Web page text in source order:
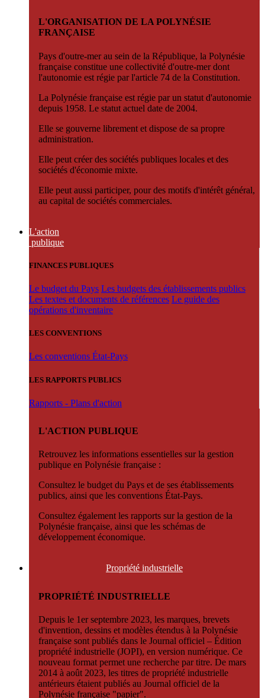
L'ORGANISATION DE LA POLYNÉSIE
FRANÇAISE
Pays d'outre-mer au sein de la République, la Polynésie
française constitue une collectivité d'outre-mer dont
l'autonomie est régie par l'article 74 de la Constitution.
La Polynésie française est régie par un statut d'autonomie
depuis 1958. Le statut actuel date de 2004.
Elle se gouverne librement et dispose de sa propre
administration.
Elle peut créer des sociétés publiques locales et des
sociétés d'économie mixte.
Elle peut aussi participer, pour des motifs d'intérêt général,
au capital de sociétés commerciales.
L'action
publique
FINANCES PUBLIQUES
Le budget du Pays Les budgets des établissements publics
Les textes et documents de références Le guide des
opérations d'inventaire
LES CONVENTIONS
Les conventions État-Pays
LES RAPPORTS PUBLICS
Rapports - Plans d'action
L'ACTION PUBLIQUE
Retrouvez les informations essentielles sur la gestion
publique en Polynésie française :
Consultez le budget du Pays et de ses établissements
publics, ainsi que les conventions État-Pays.
Consultez également les rapports sur la gestion de la
Polynésie française, ainsi que les schémas de
développement économique.
Propriété industrielle
PROPRIÉTÉ INDUSTRIELLE
Depuis le 1er septembre 2023, les marques, brevets
d'invention, dessins et modèles étendus à la Polynésie
française sont publiés dans le Journal officiel – Édition
propriété industrielle (JOPI), en version numérique. Ce
nouveau format permet une recherche par titre. De mars
2014 à août 2023, les titres de propriété industrielle
antérieurs étaient publiés au Journal officiel de la
Polynésie française "papier".